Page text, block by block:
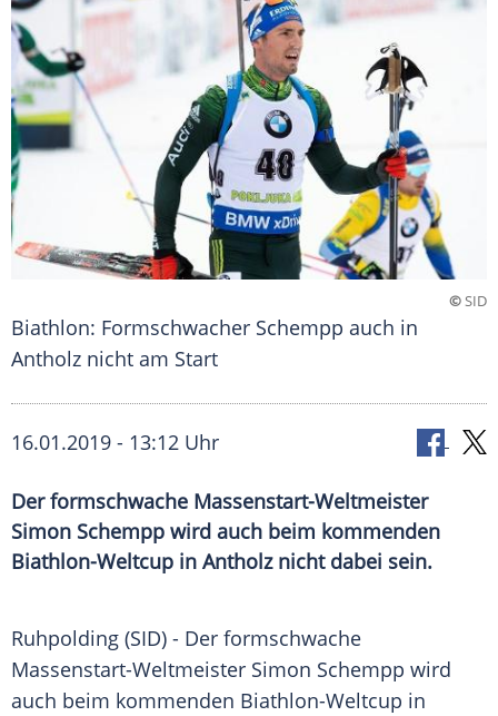
©SID
Biathlon: Formschwacher Schempp auch in
Antholz nicht am Start
16.01.2019 - 13:12 Uhr
Der formschwache Massenstart-Weltmeister
Simon Schempp wird auch beim kommenden
Biathlon-Weltcup in Antholz nicht dabei sein.
Ruhpolding (SID) - Der formschwache
Massenstart-Weltmeister Simon Schempp wird
auch beim kommenden Biathlon-Weltcup in